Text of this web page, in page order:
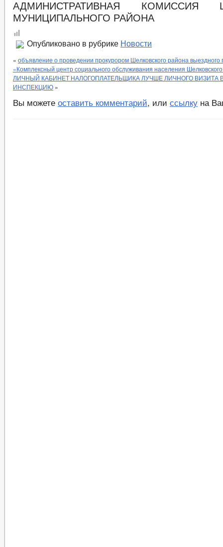
АДМИНИСТРАТИВНАЯ КОМИССИЯ
МУНИЦИПАЛЬНОГО РАЙОНА
Опубликовано в рубрике Новости
« объявление о проведении прокурором Шелковского района
«Комплексный центр социального обслуживания населения
ЛИЧНЫЙ КАБИНЕТ НАЛОГОПЛАТЕЛЬЩИКА ЛУЧШЕ ЛИЧНОГО ВИЗИТА
ИНСПЕКЦИЮ »
Вы можете оставить комментарий, или ссылку на